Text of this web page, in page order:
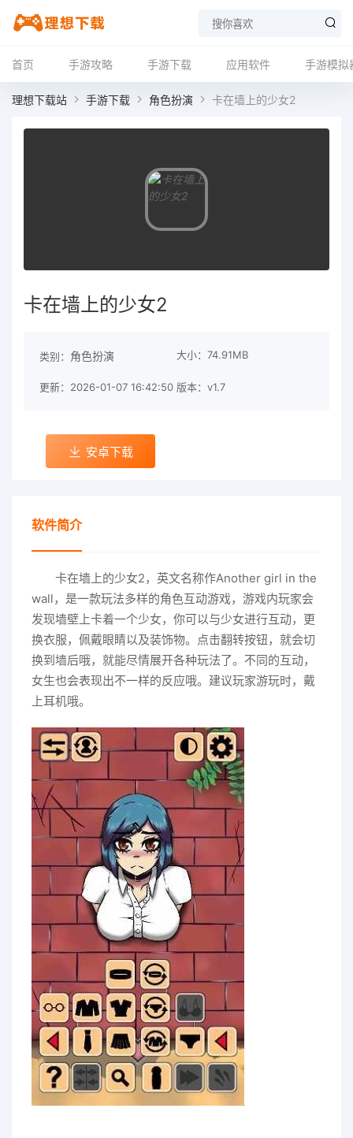
首页 手游攻略 手游下载 应用软件 手游模拟
理想下载站 手游下载 角色扮演 卡在墙上的少女2
卡在墙上的少女2
类别： 角色扮演 大小：74.91MB
更新：2026-01-07 16:42:50 版本：v1.7
安卓下载
软件简介
卡在墙上的少女2，英文名称作Another girl in the
wall，是一款玩法多样的角色互动游戏，游戏内玩家会
发现墙壁上卡着一个少女，你可以与少女进行互动，更
换衣服，佩戴眼睛以及装饰物。点击翻转按钮，就会切
换到墙后哦，就能尽情展开各种玩法了。不同的互动，
女生也会表现出不一样的反应哦。建议玩家游玩时，戴
上耳机哦。